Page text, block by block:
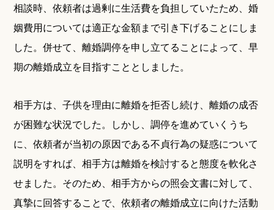
相談時、依頼者は過剰に生活費を負担していたため、婚
姻費用については適正な金額まで引き下げることにしま
した。併せて、離婚調停を申し立てることによって、早
期の離婚成立を目指すこととしました。
相手方は、子供を理由に離婚を拒否し続け、離婚の成否
が困難な状況でした。しかし、調停を進めていくうち
に、依頼者が当初の原因である不貞行為の疑惑について
説明をすれば、相手方は離婚を検討すると態度を軟化さ
せました。そのため、相手方からの照会文書に対して、
真摯に回答することで、依頼者の離婚成立に向けた活動